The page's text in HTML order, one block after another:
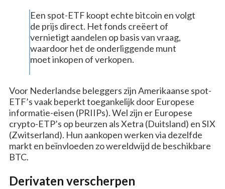
Een spot-ETF koopt echte bitcoin en volgt
de prijs direct. Het fonds creëert of
vernietigt aandelen op basis van vraag,
waardoor het de onderliggende munt
moet inkopen of verkopen.
Voor Nederlandse beleggers zijn Amerikaanse spot-
ETF’s vaak beperkt toegankelijk door Europese
informatie-eisen (PRIIPs). Wel zijn er Europese
crypto-ETP’s op beurzen als Xetra (Duitsland) en SIX
(Zwitserland). Hun aankopen werken via dezelfde
markt en beïnvloeden zo wereldwijd de beschikbare
BTC.
Derivaten verscherpen